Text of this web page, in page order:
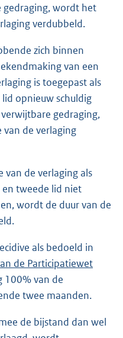
gedraging, wordt het
verdubbeld.
zich binnen
van een
is toegepast als
opnieuw schuldig
gedraging,
de verlaging
van de verlaging als
tweede lid niet
wordt de duur van de
als bedoeld in
de Participatiewet
100% van de
twee maanden.
de bijstand dan wel